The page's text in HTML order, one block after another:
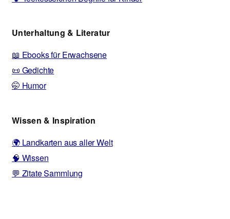
Unterhaltung & Literatur
📖 Ebooks für Erwachsene
📜 Gedichte
🤭 Humor
Wissen & Inspiration
🌍 Landkarten aus aller Welt
🧠 Wissen
💬 Zitate Sammlung